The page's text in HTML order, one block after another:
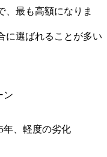
、最も高額になりま
に選ばれることが多い
ン
年、軽度の劣化